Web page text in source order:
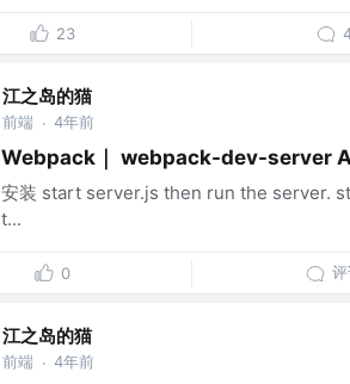
23
江之岛的猫
前端 · 4年前
Webpack｜ webpack-dev-server
安装 start server.js then run the server.
t...
0
江之岛的猫
前端 · 4年前